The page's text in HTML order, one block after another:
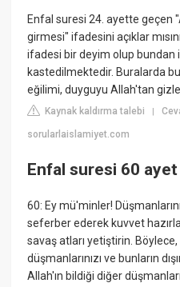
Enfal suresi 24. ayette geçen
girmesi" ifadesini açıklar
ifadesi bir deyim olup bundan
kastedilmektedir. Buralarda
eğilimi, duyguyu Allah'tan
Kaynak kaldırma talebi |
sorularlaislamiyet.com
Enfal suresi 60
60: Ey mü'minler!
seferber ederek kuvvet
savaş atları yetiştirin. Böylece,
düşmanlarınızı ve bunların
Allah'ın bildiği diğer